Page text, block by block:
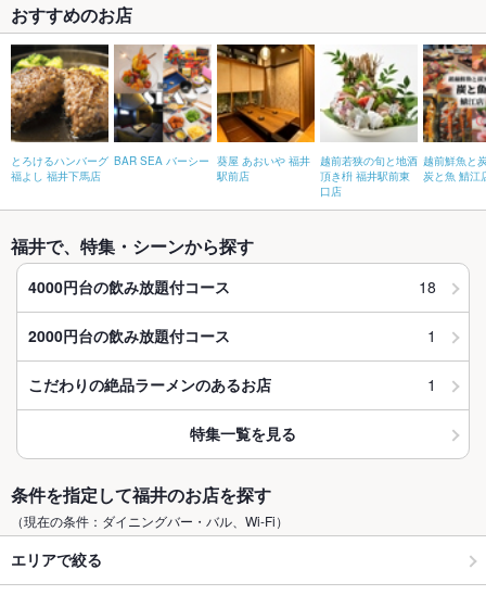
おすすめのお店
とろけるハンバーグ
福よし 福井下馬店
BAR SEA バーシー 葵屋 あおいや 福井
駅前店
越前若狭の旬と地酒
頂き枡 福井駅前東
口店
越前鮮魚と
炭と魚 鯖江
福井で、特集・シーンから探す
4000円台の飲み放題付コース 18
2000円台の飲み放題付コース 1
こだわりの絶品ラーメンのあるお店 1
特集一覧を見る
条件を指定して福井のお店を探す
（現在の条件：ダイニングバー・バル、Wi-Fi）
エリアで絞る